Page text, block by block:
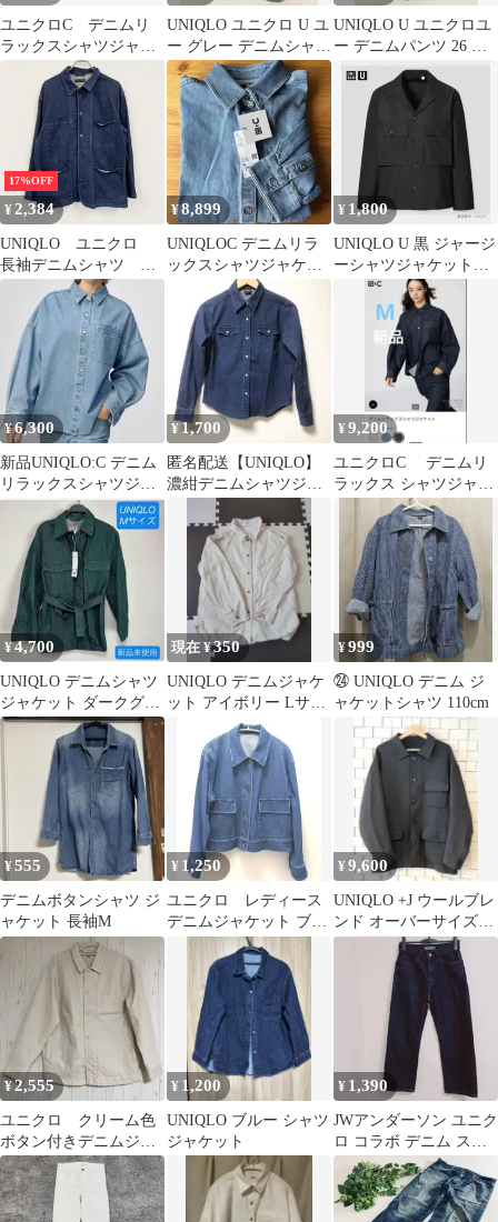
ユニクロC デニムリ
ラックスシャツジャケ
ット Sサイズ ブル
ー UNIQLOC
UNIQLO ユニクロ U ユ
ー グレー デニムシャツ
ジャケット S アウター
UNIQLO U ユニクロユ
ー デニムパンツ 26 ブ
ラック レディース
17%OFF
¥2,384
UNIQLO ユニクロ
長袖デニムシャツ デ
ニムジャケット イン
ディゴ 古着【値引き
交渉OK！】
¥8,899
UNIQLOC デニムリラ
ックスシャツジャケッ
ト 新品 ユニクロ XLサ
イズ♪
¥ 1,800
UNIQLO U 黒 ジャージ
ーシャツジャケット
¥6,300
新品UNIQLO:C デニム
リラックスシャツジャ
ケット Mサイズ 65 Blue
¥1,700
匿名配送【UNIQLO】
濃紺デニムシャツジャ
ケット（長袖 ボタン付
き）Mサイズ
¥9,200
ユニクロC デニムリ
ラックス シャツジャケ
ット M ネイビー
¥4,700
UNIQLO デニムシャツ
ジャケット ダークグリ
ーン M
現在 ¥350
UNIQLO デニムジャケ
ット アイボリー Lサイ
¥999
㉔ UNIQLO デニム ジ
ャケットシャツ 110cm
¥555
デニムボタンシャツ ジ
ャケット 長袖M
¥ 1,250
ユニクロ レディース
デニムジャケット ブル
ー 羽織 シャツジャケ
¥9,600
UNIQLO +J ウールブレ
ンド オーバーサイズシ
ャツジャケット 常田大
¥2,555
ユニクロ クリーム色
ボタン付きデニムジャ
ケット
¥ 1,200
UNIQLO ブルー シャツ
ジャケット
¥ 1,390
JWアンダーソン ユニク
ロ コラボ デニム スト
レートパンツ 23